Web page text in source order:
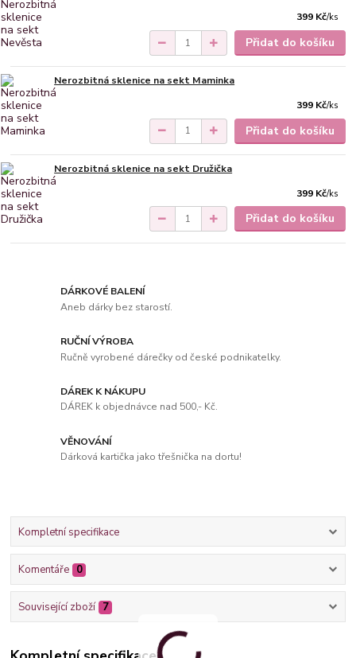
399 Kč/ks
Přidat do košíku
Nerozbitná sklenice na sekt Maminka
399 Kč/ks
Přidat do košíku
Nerozbitná sklenice na sekt Družička
399 Kč/ks
Přidat do košíku
DÁRKOVÉ BALENÍ
Aneb dárky bez starostí.
RUČNÍ VÝROBA
Ručně vyrobené dárečky od české podnikatelky.
DÁREK K NÁKUPU
DÁREK k objednávce nad 500,- Kč.
VĚNOVÁNÍ
Dárková kartička jako třešnička na dortu!
Kompletní specifikace
Komentáře 0
Související zboží 7